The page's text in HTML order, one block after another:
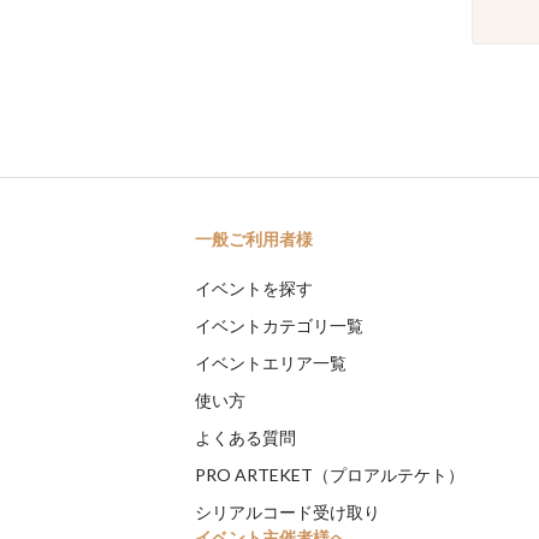
一般ご利用者様
イベントを探す
イベントカテゴリ一覧
イベントエリア一覧
使い方
よくある質問
PRO ARTEKET（プロアルテケト）
シリアルコード受け取り